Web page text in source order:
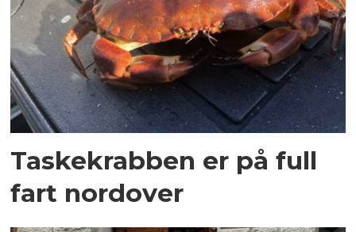
Taskekrabben er på full
fart nordover